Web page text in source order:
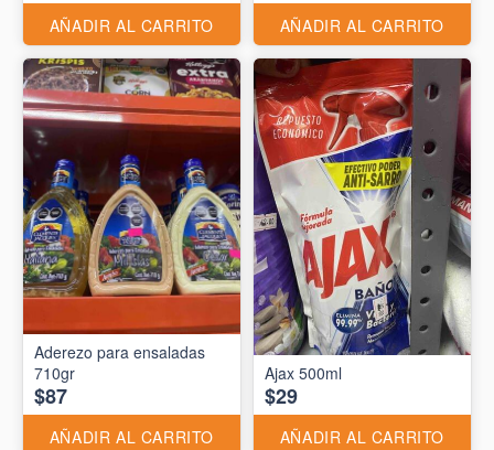
AÑADIR AL CARRITO AÑADIR AL CARRITO
Aderezo para ensaladas
710gr
$87
AÑADIR AL CARRITO
Ajax 500ml
$29
AÑADIR AL CARRITO